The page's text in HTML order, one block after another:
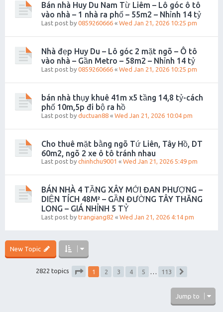
Bán nhà Huy Du Nam Từ Liêm – Lô góc ô tô
vào nhà – 1 nhà ra phố – 55m2 – Nhỉnh 14 tỷ
Last post by 0859260666 « Wed Jan 21, 2026 10:25 pm
Nhà đẹp Huy Du – Lô góc 2 mặt ngõ – Ô tô
vào nhà – Gần Metro – 58m2 – Nhỉnh 14 tỷ
Last post by 0859260666 « Wed Jan 21, 2026 10:25 pm
bán nhà thụy khuê 41m x5 tầng 14,8 tỷ-cách
phố 10m,5p đi bộ ra hồ
Last post by ductuan88 « Wed Jan 21, 2026 10:04 pm
Cho thuê mặt bằng ngõ Tứ Liên, Tây Hồ, DT
60m2, ngõ 2 xe ô tô tránh nhau
Last post by chinhchu9001 « Wed Jan 21, 2026 5:49 pm
BÁN NHÀ 4 TẦNG XÂY MỚI ĐAN PHƯỢNG –
DIỆN TÍCH 48M² – GẦN ĐƯỜNG TÂY THĂNG
LONG – GIÁ NHỈNH 5 TỶ
Last post by trangiang82 « Wed Jan 21, 2026 4:14 pm
New Topic
2822 topics
1 2 3 4 5
113
Jump to